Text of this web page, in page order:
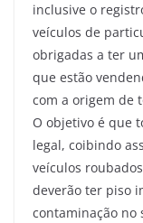
inclusive o
veículos de
obrigadas a ter
que estão
com a origem de
O objetivo é que
legal, coibindo
veículos
deverão ter piso
contaminação no